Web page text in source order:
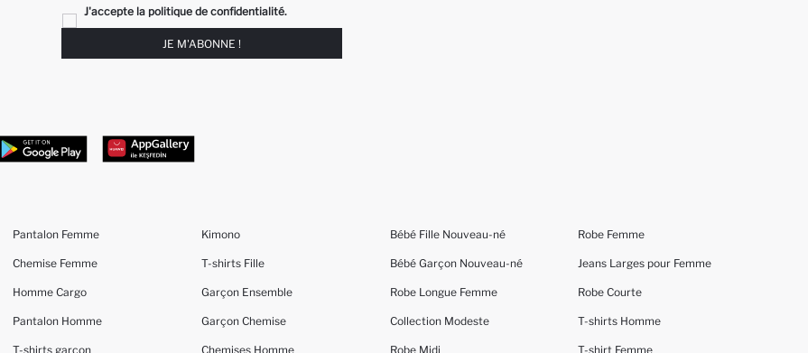
J'accepte la politique de confidentialité.
JE M'ABONNE !
Pantalon Femme
Chemise Femme
Homme Cargo
Pantalon Homme
T-shirts garçon
Kimono
T-shirts Fille
Garçon Ensemble
Garçon Chemise
Chemises Homme
Bébé Fille Nouveau-né
Bébé Garçon Nouveau-né
Robe Longue Femme
Collection Modeste
Robe Midi
Robe Femme
Jeans Larges pour Femme
Robe Courte
T-shirts Homme
T-shirt Femme